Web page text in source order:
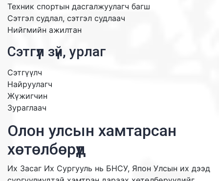
Техник спортын дасгалжуулагч багш
Сэтгэл судлал, сэтгэл судлаач
Нийгмийн ажилтан
Сэтгүүл зүй, урлаг
Сэтгүүлч
Найруулагч
Жүжигчин
Зураглаач
Олон улсын хамтарсан
хөтөлбөрүүд
Их Засаг Их Сургууль нь БНСУ, Япон Улсын их дээд